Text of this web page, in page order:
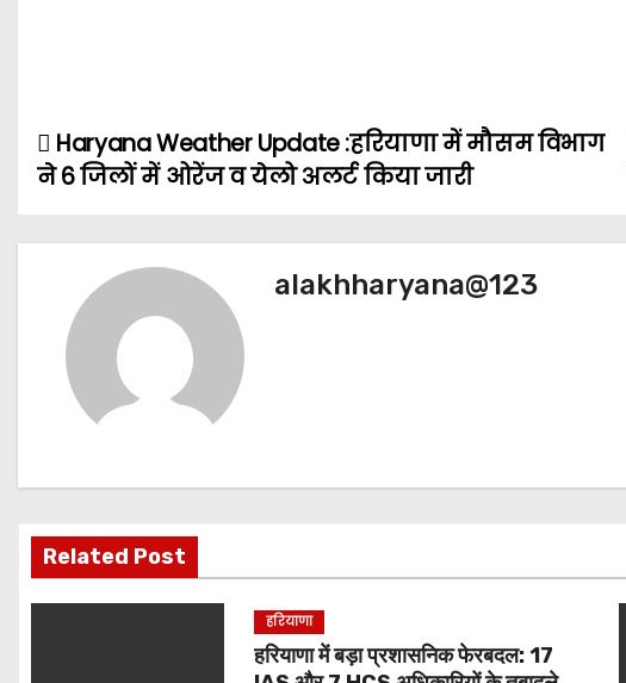
P
s
i
g
a
Haryana Weather Update :हरियाणा में मौसम विभाग
ने 6 जिलों में ओरेंज व येलो अलर्ट किया जारी
alakhharyana@123
Related Post
हरियाणा
हरियाणा में बड़ा प्रशासनिक फेरबदल: 17